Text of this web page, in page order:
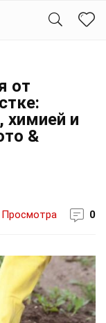
от
химией и
&
Просмотра 0